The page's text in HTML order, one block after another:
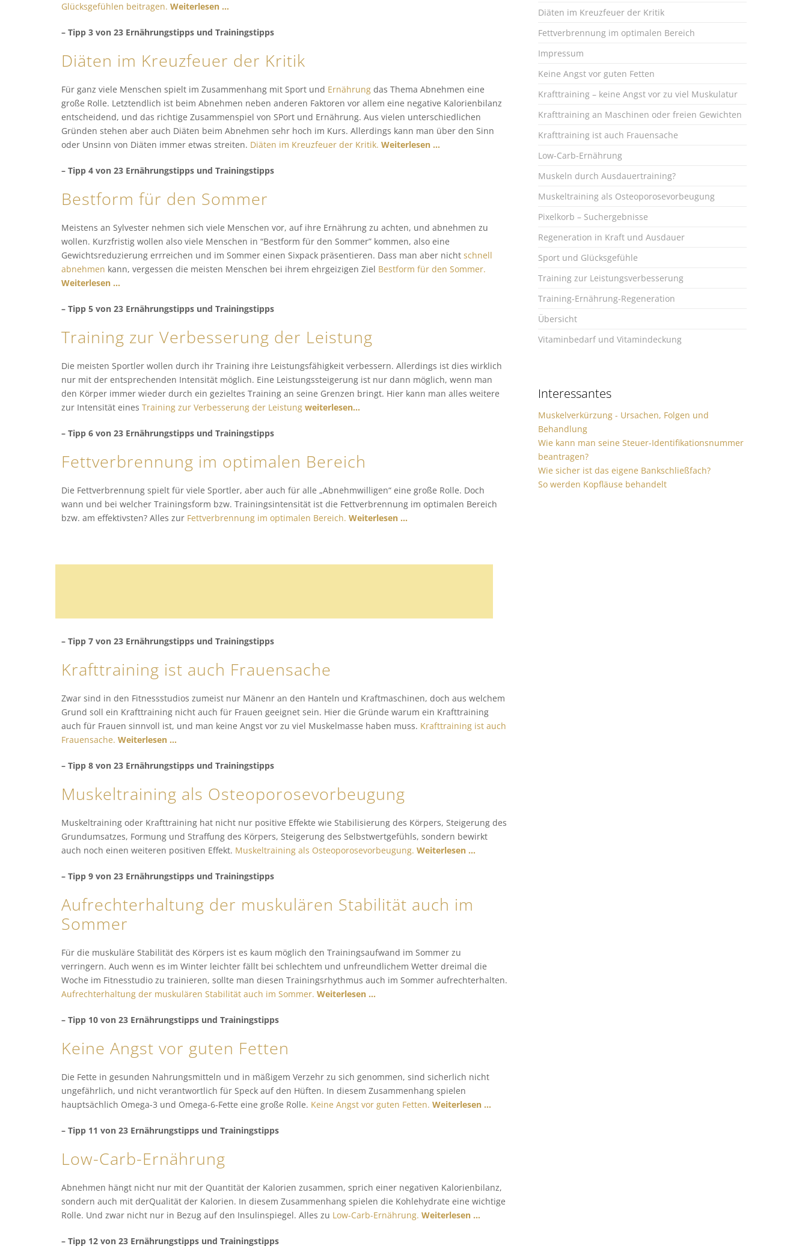
Glücksgefühlen beitragen. Weiterlesen …
– Tipp 3 von 23 Ernährungstipps und Trainingstipps
Diäten im Kreuzfeuer der Kritik
Für ganz viele Menschen spielt im Zusammenhang mit Sport und Ernährung das Thema Abnehmen eine
große Rolle. Letztendlich ist beim Abnehmen neben anderen Faktoren vor allem eine negative Kalorienbilanz
entscheidend, und das richtige Zusammenspiel von SPort und Ernährung. Aus vielen unterschiedlichen
Gründen stehen aber auch Diäten beim Abnehmen sehr hoch im Kurs. Allerdings kann man über den Sinn
oder Unsinn von Diäten immer etwas streiten. Diäten im Kreuzfeuer der Kritik. Weiterlesen …
– Tipp 4 von 23 Ernährungstipps und Trainingstipps
Bestform für den Sommer
Meistens an Sylvester nehmen sich viele Menschen vor, auf ihre Ernährung zu achten, und abnehmen zu
wollen. Kurzfristig wollen also viele Menschen in “Bestform für den Sommer” kommen, also eine
Gewichtsreduzierung errreichen und im Sommer einen Sixpack präsentieren. Dass man aber nicht schnell
abnehmen kann, vergessen die meisten Menschen bei ihrem ehrgeizigen Ziel Bestform für den Sommer.
Weiterlesen …
– Tipp 5 von 23 Ernährungstipps und Trainingstipps
Training zur Verbesserung der Leistung
Die meisten Sportler wollen durch ihr Training ihre Leistungsfähigkeit verbessern. Allerdings ist dies wirklich
nur mit der entsprechenden Intensität möglich. Eine Leistungssteigerung ist nur dann möglich, wenn man
den Körper immer wieder durch ein gezieltes Training an seine Grenzen bringt. Hier kann man alles weitere
zur Intensität eines Training zur Verbesserung der Leistung weiterlesen…
– Tipp 6 von 23 Ernährungstipps und Trainingstipps
Fettverbrennung im optimalen Bereich
Die Fettverbrennung spielt für viele Sportler, aber auch für alle „Abnehmwilligen“ eine große Rolle. Doch
wann und bei welcher Trainingsform bzw. Trainingsintensität ist die Fettverbrennung im optimalen Bereich
bzw. am effektivsten? Alles zur Fettverbrennung im optimalen Bereich. Weiterlesen …
– Tipp 7 von 23 Ernährungstipps und Trainingstipps
Krafttraining ist auch Frauensache
Zwar sind in den Fitnessstudios zumeist nur Mänenr an den Hanteln und Kraftmaschinen, doch aus welchem
Grund soll ein Krafttraining nicht auch für Frauen geeignet sein. Hier die Gründe warum ein Krafttraining
auch für Frauen sinnvoll ist, und man keine Angst vor zu viel Muskelmasse haben muss. Krafttraining ist auch
Frauensache. Weiterlesen …
– Tipp 8 von 23 Ernährungstipps und Trainingstipps
Muskeltraining als Osteoporosevorbeugung
Muskeltraining oder Krafttraining hat nicht nur positive Effekte wie Stabilisierung des Körpers, Steigerung des
Grundumsatzes, Formung und Straffung des Körpers, Steigerung des Selbstwertgefühls, sondern bewirkt
auch noch einen weiteren positiven Effekt. Muskeltraining als Osteoporosevorbeugung. Weiterlesen …
– Tipp 9 von 23 Ernährungstipps und Trainingstipps
Aufrechterhaltung der muskulären Stabilität auch im
Sommer
Für die muskuläre Stabilität des Körpers ist es kaum möglich den Trainingsaufwand im Sommer zu
verringern. Auch wenn es im Winter leichter fällt bei schlechtem und unfreundlichem Wetter dreimal die
Woche im Fitnesstudio zu trainieren, sollte man diesen Trainingsrhythmus auch im Sommer aufrechterhalten.
Aufrechterhaltung der muskulären Stabilität auch im Sommer. Weiterlesen …
– Tipp 10 von 23 Ernährungstipps und Trainingstipps
Keine Angst vor guten Fetten
Die Fette in gesunden Nahrungsmitteln und in mäßigem Verzehr zu sich genommen, sind sicherlich nicht
ungefährlich, und nicht verantwortlich für Speck auf den Hüften. In diesem Zusammenhang spielen
hauptsächlich Omega-3 und Omega-6-Fette eine große Rolle. Keine Angst vor guten Fetten. Weiterlesen …
– Tipp 11 von 23 Ernährungstipps und Trainingstipps
Low-Carb-Ernährung
Abnehmen hängt nicht nur mit der Quantität der Kalorien zusammen, sprich einer negativen Kalorienbilanz,
sondern auch mit derQualität der Kalorien. In diesem Zusammenhang spielen die Kohlehydrate eine wichtige
Rolle. Und zwar nicht nur in Bezug auf den Insulinspiegel. Alles zu Low-Carb-Ernährung. Weiterlesen …
– Tipp 12 von 23 Ernährungstipps und Trainingstipps
Diäten im Kreuzfeuer der Kritik
Fettverbrennung im optimalen Bereich
Impressum
Keine Angst vor guten Fetten
Krafttraining – keine Angst vor zu viel Muskulatur
Krafttraining an Maschinen oder freien Gewichten
Krafttraining ist auch Frauensache
Low-Carb-Ernährung
Muskeln durch Ausdauertraining?
Muskeltraining als Osteoporosevorbeugung
Pixelkorb – Suchergebnisse
Regeneration in Kraft und Ausdauer
Sport und Glücksgefühle
Training zur Leistungsverbesserung
Training-Ernährung-Regeneration
Übersicht
Vitaminbedarf und Vitamindeckung
Interessantes
Muskelverkürzung - Ursachen, Folgen und
Behandlung
Wie kann man seine Steuer-Identifikationsnummer
beantragen?
Wie sicher ist das eigene Bankschließfach?
So werden Kopfläuse behandelt